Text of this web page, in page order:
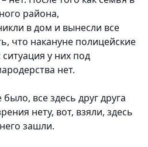
района,
в дом и вынесли все
что накануне полицейские
у них под
нет.
все здесь друг друга
нету, вот, взяли, здесь
зашли.